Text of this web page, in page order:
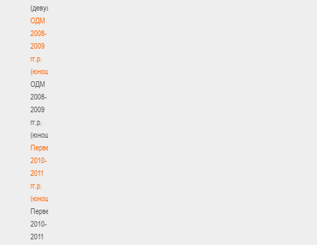
(девушки)
ОДМ
2008-
2009
гг.р.
(юноши)
ОДМ
2008-
2009
гг.р.
(юноши)
Первенство
2010-
2011
гг.р.
(юноши)
Первенство
2010-
2011